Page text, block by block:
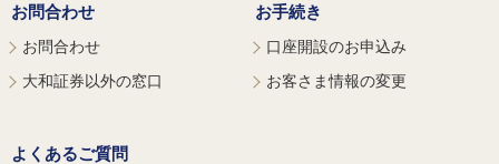
お問合わせ
お問合わせ
大和証券以外の窓口
お手続き
口座開設のお申込み
お客さま情報の変更
よくあるご質問